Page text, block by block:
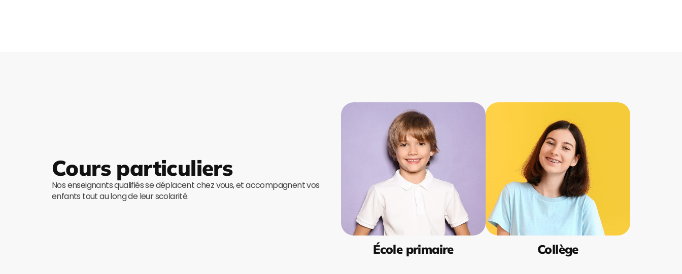
Cours particuliers
Nos enseignants qualifiés se déplacent chez vous, et accompagnent vos
enfants tout au long de leur scolarité.
École primaire Collège